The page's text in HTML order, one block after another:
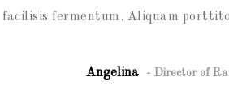
facilisis fermentum. Aliquam
Angelina Director of